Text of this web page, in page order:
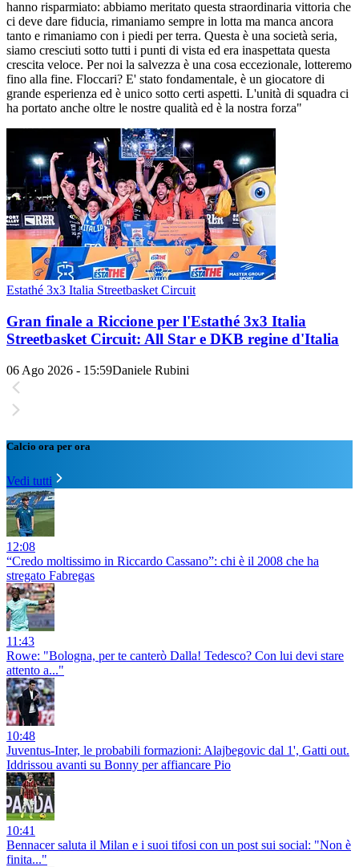
hanno risparmiato: abbiamo meritato questa straordinaria vittoria che
ci deve dare fiducia, rimaniamo sempre in lotta ma manca ancora
tanto e rimaniamo con i piedi per terra. Questa è una società seria,
siamo cresciuti sotto tutti i punti di vista ed era inaspettata questa
crescita veloce. Per noi la salvezza è una cosa eccezionale, lotteremo
fino alla fine. Floccari? E' stato fondamentale, è un giocatore di
grande esperienza ed è unico sotto certi aspetti. L'unità di squadra ci
ha portato anche oltre le nostre qualità ed è la nostra forza"
Estathé 3x3 Italia Streetbasket Circuit
Gran finale a Riccione per l'Estathé 3x3 Italia
Streetbasket Circuit: All Star e DKB regine d'Italia
06 Ago 2026 - 15:59Daniele Rubini
Calcio ora per ora
Vedi tutti
12:08
“Credo moltissimo in Riccardo Cassano”: chi è il 2008 che ha
stregato Fabregas
11:43
Rowe: "Bologna, per te canterò Dalla! Tedesco? Con lui devi stare
attento a..."
10:48
Juventus-Inter, le probabili formazioni: Alajbegovic dal 1', Gatti out.
Iddrissou avanti su Bonny per affiancare Pio
10:41
Bennacer saluta il Milan e i suoi tifosi con un post sui social: "Non è
finita..."